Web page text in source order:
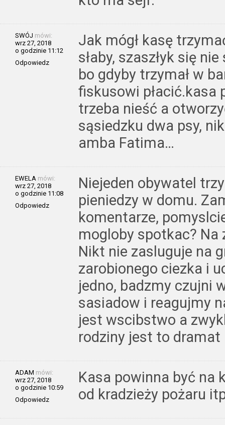
SWÓJ mówi:
wrz 27, 2018
o godzinie 11:12
Odpowiedz
Jak mógł kasę
słaby, szaszłyk się
bo gdyby trzymał w
fiskusowi płacić.kasa
trzeba nieść a
sąsiedzku dwa psy,
amba Fatima…
EWELA mówi:
wrz 27, 2018
o godzinie 11:08
Odpowiedz
Niejeden obywatel
pieniedzy w domu.
komentarze,
mogloby spotkac? Na
Nikt nie zasluguje na
zarobionego ciezka i
jedno, badzmy czujni
sasiadow i reagujmy
jest wscibstwo a
rodziny jest to dramat
ADAM mówi:
wrz 27, 2018
o godzinie 10:59
Odpowiedz
Kasa powinna być na
od kradzieży pożaru